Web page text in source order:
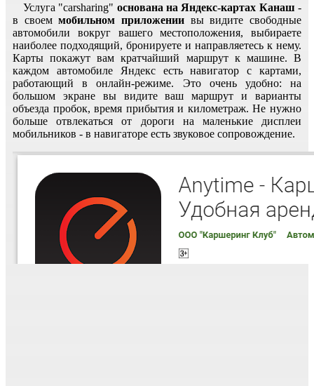
Услуга "carsharing" основана на Яндекс-картах Канаш -
в своеммобильном приложении вы видите свободные
автомобили вокруг вашего местоположения, выбираете
наиболее подходящий, бронируете и направляетесь к нему.
Карты покажут вам кратчайший маршрут к машине. В
каждом автомобиле Яндекс есть навигатор с картами,
работающий в онлайн-режиме. Это очень удобно: на
большом экране вы видите ваш маршрут и варианты
объезда пробок, время прибытия и километраж. Не нужно
больше отвлекаться от дороги на маленькие дисплеи
мобильников - в навигаторе есть звуковое сопровождение.